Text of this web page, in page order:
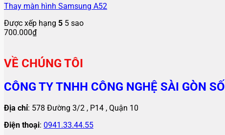
Thay màn hình Samsung A52
Được xếp hạng 5 5 sao
700.000₫
VỀ CHÚNG TÔI
CÔNG TY TNHH CÔNG NGHỆ SÀI GÒN SỐ
Địa chỉ: 578 Đường 3/2 , P14 , Quận 10
Điện thoại: 0941.33.44.55